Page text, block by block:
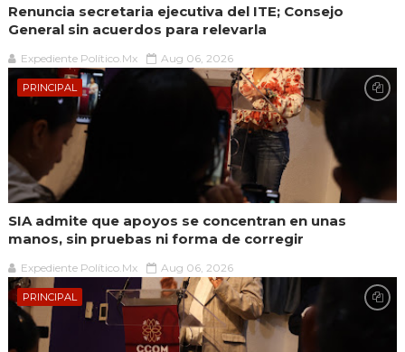
Renuncia secretaria ejecutiva del ITE; Consejo
General sin acuerdos para relevarla
Expediente Político.Mx Aug 06, 2026
PRINCIPAL
SIA admite que apoyos se concentran en unas
manos, sin pruebas ni forma de corregir
Expediente Político.Mx Aug 06, 2026
PRINCIPAL